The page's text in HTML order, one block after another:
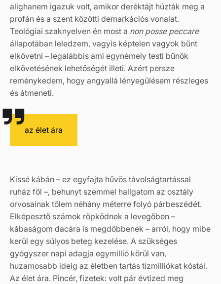
alighanem igazuk volt, amikor deréktájt húzták meg a
profán és a szent közötti demarkációs vonalat.
Teológiai szaknyelven én most a non posse peccare
állapotában leledzem, vagyis képtelen vagyok bűnt
elkövetni – legalábbis ami egynémely testi bűnök
elkövetésének lehetőségét illeti. Azért persze
reménykedem, hogy angyallá lényegülésem részleges
és átmeneti.
az élet ára
Kissé kábán – ez egyfajta hűvös távolságtartással
ruház föl –, behunyt szemmel hallgatom az osztály
orvosainak tőlem néhány méterre folyó párbeszédét.
Elképesztő számok röpködnek a levegőben –
kábaságom dacára is megdöbbenek – arról, hogy mibe
kerül egy súlyos beteg kezelése. A szükséges
gyógyszer napi adagja egymillió körül van,
huzamosabb ideig az életben tartás tízmilliókat kóstál.
Az élet ára. Pincér, fizetek: volt pár évtized meg